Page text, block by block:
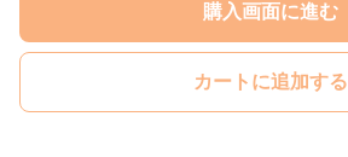
購入画面に進む
カートに追加する